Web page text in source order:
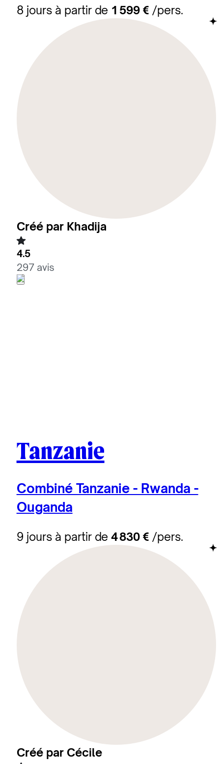
8 jours à partir de 1 599 € /pers.
Créé par Khadija
4.5
297 avis
Tanzanie
Combiné Tanzanie - Rwanda -
Ouganda
9 jours à partir de 4 830 € /pers.
Créé par Cécile